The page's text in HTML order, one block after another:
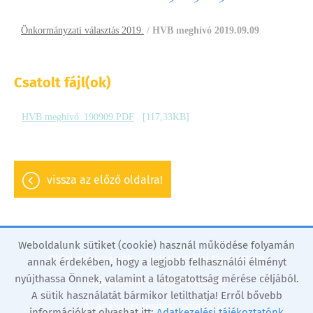
Önkormányzati választás 2019. / HVB meghívó 2019.09.09
Csatolt fájl(ok)
HVB meghívó_190909.PDF [117,33KB]
vissza az előző oldalra!
Oldal információk
Adatkezelési tájékoztató
Impresszum
Sütik kezelése
Akadálymentesítési nyilatkozat
Weboldalunk sütiket (cookie) használ működése folyamán
annak érdekében, hogy a legjobb felhasználói élményt
nyújthassa Önnek, valamint a látogatottság mérése céljából.
A sütik használatát bármikor letilthatja! Erről bővebb